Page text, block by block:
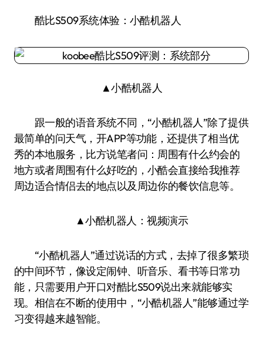
酷比S509系统体验：小酷机器人
▲小酷机器人
跟一般的语音系统不同，“小酷机器人”除了提供
最简单的问天气，开APP等功能，还提供了相当优
秀的本地服务，比方说笔者问：周围有什么约会的
地方或者周围有什么好吃的，小酷会直接给我推荐
周边适合情侣去的地点以及周边你的餐饮信息等。
▲小酷机器人：视频演示
“小酷机器人”通过说话的方式，去掉了很多繁琐
的中间环节，像设定闹钟、听音乐、看书等日常功
能，只需要用户开口对酷比S509说出来就能够实
现。相信在不断的使用中，“小酷机器人”能够通过学
习变得越来越智能。